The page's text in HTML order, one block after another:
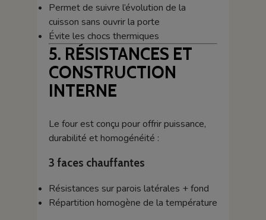
Permet de suivre l’évolution de la
cuisson sans ouvrir la porte
Évite les chocs thermiques
5. RÉSISTANCES ET
CONSTRUCTION
INTERNE
Le four est conçu pour offrir puissance,
durabilité et homogénéité :
3 faces chauffantes
Résistances sur parois latérales + fond
Répartition homogène de la température